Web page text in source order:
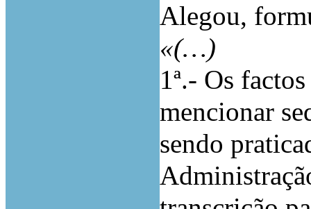
Alegou,
«(…)
1ª.- Os
mencionar
sendo